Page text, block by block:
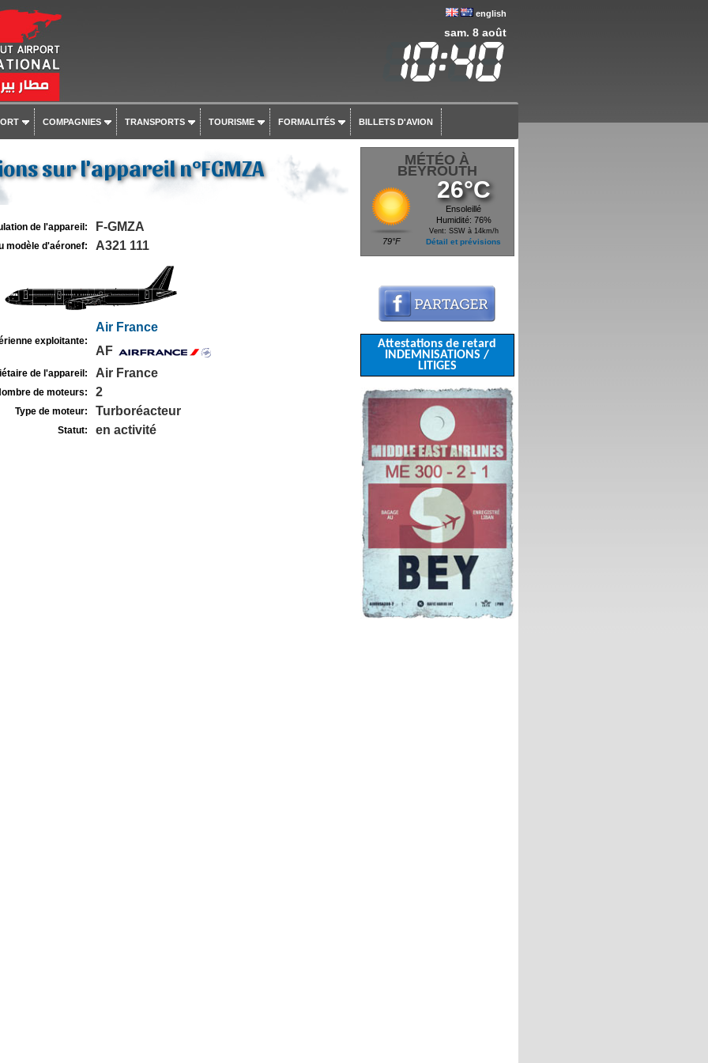
english
sam. 8 août
COMPAGNIES TRANSPORTS TOURISME FORMALITÉS BILLETS D'AVION
sur l'appareil n°FGMZA
de l'appareil: F-GMZA
modèle d'aéronef: A321 111
exploitante:
Air France
AF
de l'appareil: Air France
de moteurs: 2
Type de moteur: Turboréacteur
Statut: en activité
MÉTÉO À
BEYROUTH
79°F
26°C
Ensoleillé
Humidité: 76%
Vent: SSW à 14km/h
Détail et prévisions
Attestations de retard
INDEMNISATIONS /
LITIGES